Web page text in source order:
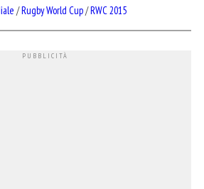
/Rugby World Cup/RWC 2015